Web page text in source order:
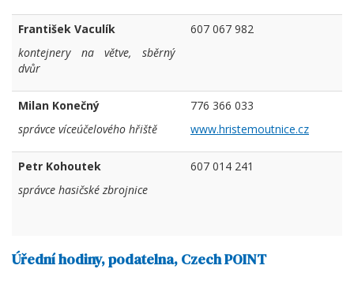
František Vaculík
kontejnery na větve, sběrný
dvůr
607 067 982
Milan Konečný
správce víceúčelového hřiště
776 366 033
www.hristemoutnice.cz
Petr Kohoutek
správce hasičské zbrojnice
607 014 241
Úřední hodiny, podatelna, Czech POINT